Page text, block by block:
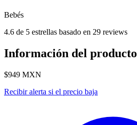
Bebés
4.6 de 5 estrellas basado en 29 reviews
Información del producto
$949 MXN
Recibir alerta si el precio baja